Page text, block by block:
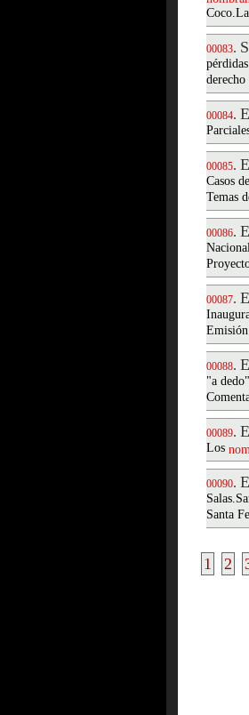
00083.
derecho
00084.
00085.
Casos
Temas
00086.
00087.
00088.
"a
00089.
Los
00090.
Santa
1 2